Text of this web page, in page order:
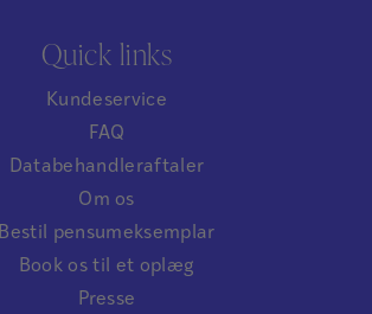
Quick links
Kundeservice
FAQ
Databehandleraftaler
Om os
Bestil pensumeksemplar
Book os til et oplæg
Presse